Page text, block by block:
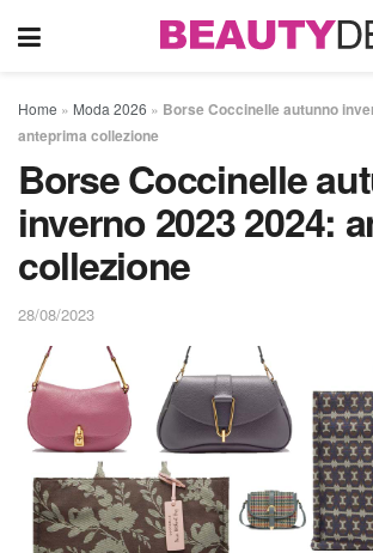
Home » Moda 2026 » Borse Coccinelle autunno
anteprima collezione
Borse Coccinelle
inverno 2023 2024:
collezione
28/08/2023